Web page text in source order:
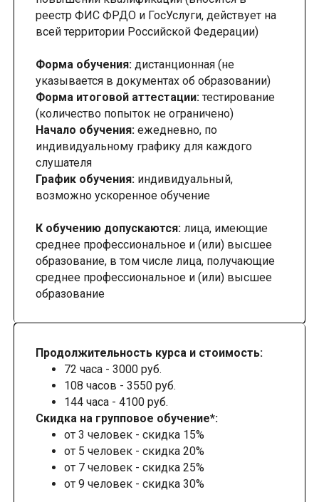
реестр ФИС ФРДО и ГосУслуги, действует на
всей территории Российской Федерации)
Форма обучения: дистанционная (не
указывается в документах об образовании)
Форма итоговой аттестации: тестирование
(количество попыток не ограничено)
Начало обучения: ежедневно, по
индивидуальному графику для каждого
слушателя
График обучения: индивидуальный,
возможно ускоренное обучение
К обучению допускаются: лица, имеющие
среднее профессиональное и (или) высшее
образование, в том числе лица, получающие
среднее профессиональное и (или) высшее
образование
Продолжительность курса и стоимость:
72 часа - 3000 руб.
108 часов - 3550 руб.
144 часа - 4100 руб.
Скидка на групповое обучение*:
от 3 человек - скидка 15%
от 5 человек - скидка 20%
от 7 человек - скидка 25%
от 9 человек - скидка 30%